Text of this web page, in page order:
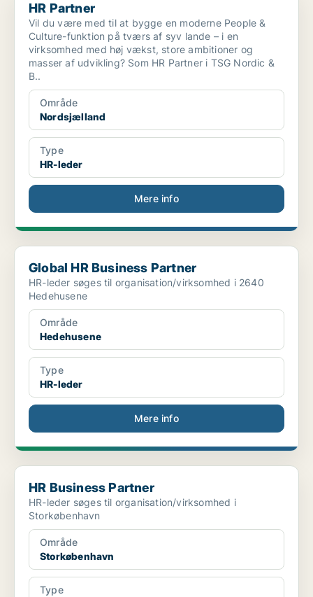
HR Partner
Vil du være med til at bygge en moderne People &
Culture-funktion på tværs af syv lande – i en
virksomhed med høj vækst, store ambitioner og
masser af udvikling? Som HR Partner i TSG Nordic &
B..
Område
Nordsjælland
Type
HR-leder
Mere info
Global HR Business Partner
Global HR Business Partner
HR-leder søges til organisation/virksomhed i 2640
Hedehusene
Område
Hedehusene
Type
HR-leder
Mere info
HR Business Partner
HR Business Partner
HR-leder søges til organisation/virksomhed i
Storkøbenhavn
Område
Storkøbenhavn
Type